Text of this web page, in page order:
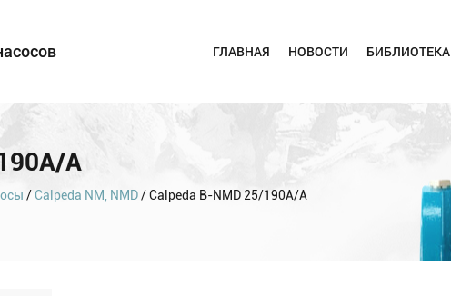
ГЛАВНАЯ НОВОСТИ БИБЛИОТЕКА
A
/Calpeda NM, NMD/ Calpeda B-NMD 25/190A/A